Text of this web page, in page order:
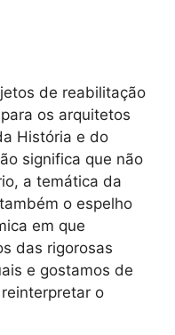
de reabilitação
os arquitetos
História e do
significa que não
a temática da
o espelho
em que
das rigorosas
e gostamos de
o